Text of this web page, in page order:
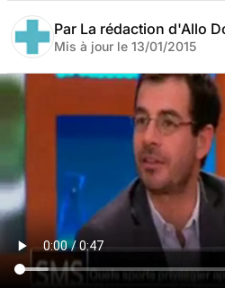
Par La rédaction d'Allo
Mis à jour le 13/01/2015